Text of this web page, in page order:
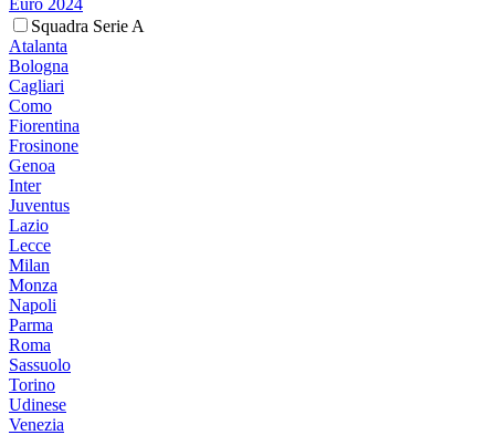
Squadra Serie A
Atalanta
Bologna
Cagliari
Como
Fiorentina
Frosinone
Genoa
Inter
Juventus
Lazio
Lecce
Milan
Monza
Napoli
Parma
Roma
Sassuolo
Torino
Udinese
Venezia